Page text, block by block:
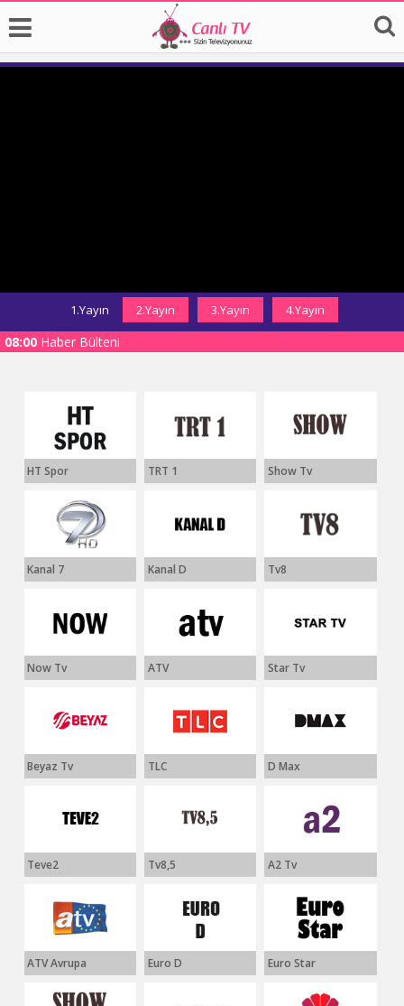
1.Yayın 2.Yayın 3.Yayın 4.Yayın
08:00 Haber Bülteni
HT Spor TRT 1 Show Tv
Kanal 7 Kanal D Tv8
Now Tv ATV Star Tv
Beyaz Tv TLC D Max
Teve2 Tv8,5 A2 Tv
ATV Avrupa Euro D Euro Star